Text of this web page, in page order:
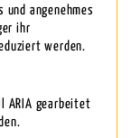
und angenehmes
ihr
werden.
ARIA gearbeitet